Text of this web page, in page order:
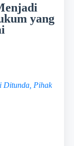
yang
Ditunda, Pihak